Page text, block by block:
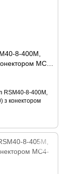
8-400M,
MC4-
RSM40-8-400M,
з конектором